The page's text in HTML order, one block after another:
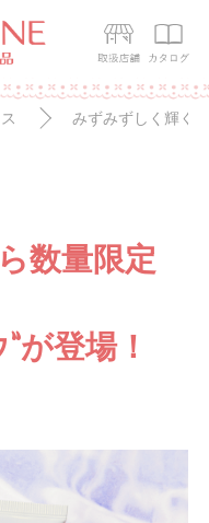
みずみずしく輝く
数量限定
が登場！